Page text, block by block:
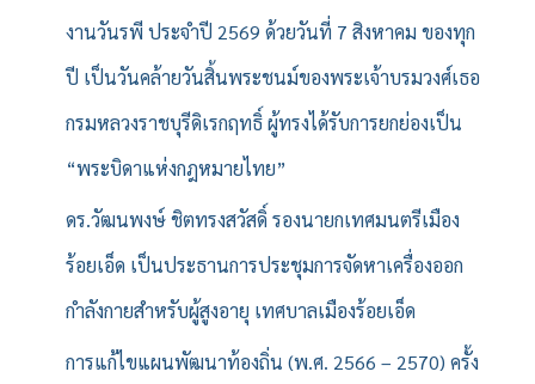
งานวันรพี ประจำปี 2569 ด้วยวันที่ 7 สิงหาคม ของทุก
ปี เป็นวันคล้ายวันสิ้นพระชนม์ของพระเจ้าบรมวงศ์เธอ
กรมหลวงราชบุรีดิเรกฤทธิ์ ผู้ทรงได้รับการยกย่องเป็น
“พระบิดาแห่งกฎหมายไทย”
ดร.วัฒนพงษ์ ชิตทรงสวัสดิ์ รองนายกเทศมนตรีเมือง
ร้อยเอ็ด เป็นประธานการประชุมการจัดหาเครื่องออก
กำลังกายสำหรับผู้สูงอายุ เทศบาลเมืองร้อยเอ็ด
การแก้ไขแผนพัฒนาท้องถิ่น (พ.ศ. 2566 – 2570) ครั้ง